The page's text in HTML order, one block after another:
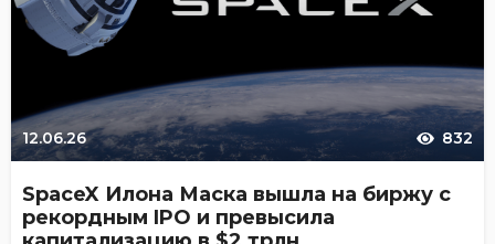
12.06.26 832
SpaceX Илона Маска вышла на биржу с
рекордным IPO и превысила